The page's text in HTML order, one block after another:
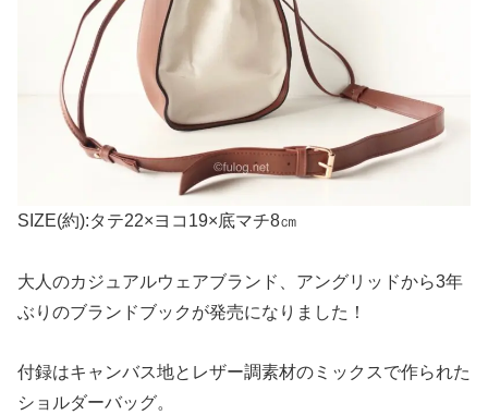
SIZE(約):タテ22×ヨコ19×底マチ8㎝
大人のカジュアルウェアブランド、アングリッドから3年
ぶりのブランドブックが発売になりました！
付録はキャンバス地とレザー調素材のミックスで作られた
ショルダーバッグ。